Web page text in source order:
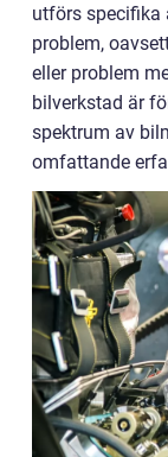
utförs specifika
problem,
eller problem
bilverkstad är
spektrum av
omfattande